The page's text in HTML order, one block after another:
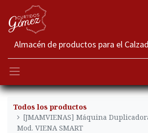
Almacén de productos para el
Todos los productos
[JMAMVIENAS] Máquina
Mod. VIENA SMART